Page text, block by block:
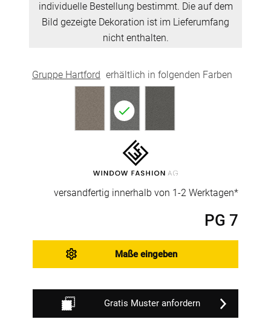
individuelle Bestellung bestimmt. Die auf dem
Bild gezeigte Dekoration ist im Lieferumfang
nicht enthalten.
Gruppe Hartford erhältlich in folgenden Farben
versandfertig innerhalb von 1-2 Werktagen*
PG 7
Maße eingeben
Gratis Muster anfordern